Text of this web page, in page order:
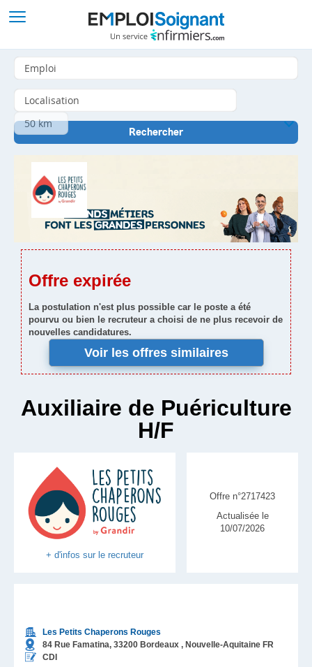
Offre expirée
La postulation n'est plus possible car le poste a été
pourvu ou bien le recruteur a choisi de ne plus recevoir de
nouvelles candidatures.
Voir les offres similaires
Auxiliaire de Puériculture
H/F
+ d'infos sur le recruteur
Les Petits Chaperons Rouges
84 Rue Famatina, 33200 Bordeaux , Nouvelle-Aquitaine FR
CDI
Offre n°2717423
Actualisée le
10/07/2026